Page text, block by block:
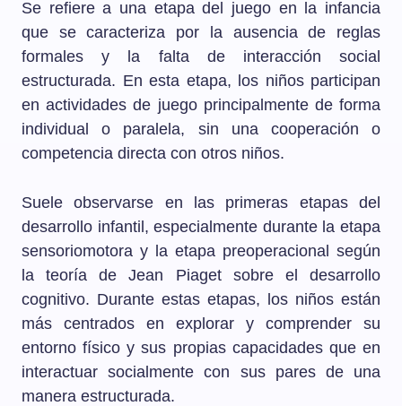
Se refiere a una etapa del juego en la infancia
que se caracteriza por la ausencia de reglas
formales y la falta de interacción social
estructurada. En esta etapa, los niños participan
en actividades de juego principalmente de forma
individual o paralela, sin una cooperación o
competencia directa con otros niños.
Suele observarse en las primeras etapas del
desarrollo infantil, especialmente durante la etapa
sensoriomotora y la etapa preoperacional según
la teoría de Jean Piaget sobre el desarrollo
cognitivo. Durante estas etapas, los niños están
más centrados en explorar y comprender su
entorno físico y sus propias capacidades que en
interactuar socialmente con sus pares de una
manera estructurada.